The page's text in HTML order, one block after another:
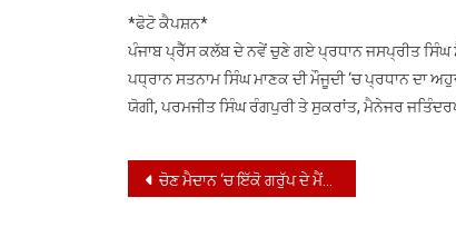
*ਫੋਟੋ ਕੈਪਸ਼ਨ*
ਪੰਜਾਬ ਪ੍ਰੈੱਸ ਕਲੱਬ ਦੇ ਨਵੇਂ ਚੁਣੇ ਗਏ ਪ੍ਰਧਾਨ ਜਸਪ੍ਰੀਤ ਸਿੰਘ
ਪਧ੍ਰਾਨ ਸਤਨਾਮ ਸਿੰਘ ਮਾਣਕ ਦੀ ਮੌਜੂਦੀ ‘ਚ ਪ੍ਰਧਾਨ ਦਾ
ਯੋਗੀ, ਪਰਮਜੀਤ ਸਿੰਘ ਰੰਗਪੁਰੀ ਤੇ ਸੁਕਰਾਂਤ, ਮੈਨੇਜਰ
Post
ਚੋਣ ਮੈਦਾਨ ‘ਚ ਇੱਕੋ ਗਰੁੱਪ ਦੇ ਮੈਂਬਰਾਂਨ ਹਰ ਆਹੁਦੇ ਲਈ ਉਤਰੇ ਵਿੱਚ ਮੈਦਾਨ